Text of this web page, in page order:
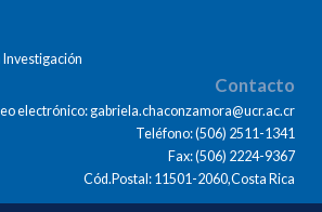
Investigación
Contacto
electrónico: gabriela.chaconzamora@ucr.ac.cr
Teléfono: (506) 2511-1341
Fax: (506) 2224-9367
Cód.Postal: 11501-2060,Costa Rica